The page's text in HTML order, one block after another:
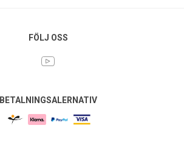
FÖLJ OSS
BETALNINGSALERNATIV